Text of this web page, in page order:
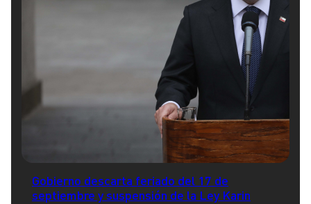
Gobierno descarta feriado del 17 de
septiembre y suspensión de la Ley Karin